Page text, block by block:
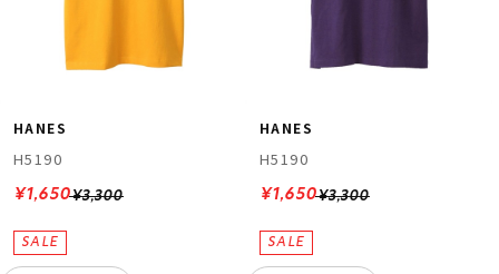
HANES
H5190
¥3,300
¥1,650
HANES
H5190
¥3,300
¥1,650